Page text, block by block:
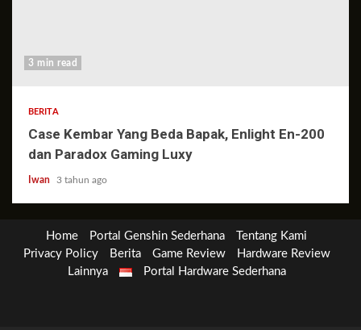
3 min read
BERITA
Case Kembar Yang Beda Bapak, Enlight En-200
dan Paradox Gaming Luxy
Iwan 3 tahun ago
Home Portal Genshin Sederhana
Tentang Kami
Privacy Policy
Berita Game Review
Hardware Review
Lainnya
Portal Hardware Sederhana